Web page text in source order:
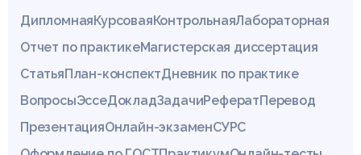
ДипломнаяКурсоваяКонтрольнаяЛабораторная
Отчет по практикеМагистерская диссертация
СтатьяПлан-конспектДневник по практике
ВопросыЭссеДокладЗадачиРефератПеревод
ПрезентацияОнлайн-экзаменСУРС